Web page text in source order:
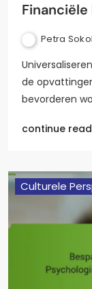
Petra
de
bevorderen
continue
Culturele